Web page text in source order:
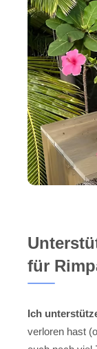
für
Ich
verloren hast